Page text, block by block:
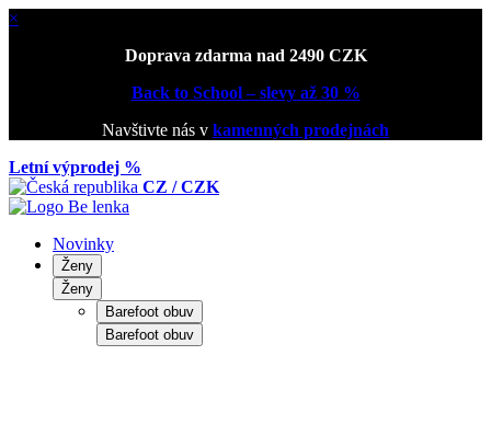
×
Doprava zdarma nad 2490 CZK
Back to School – slevy až 30 %
Navštivte nás v kamenných prodejnách
Letní výprodej %
CZ / CZK
Novinky
Ženy
Ženy
Barefoot obuv
Barefoot obuv